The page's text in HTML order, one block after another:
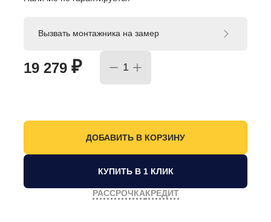
19 279 ₽
Вызвать монтажника на замер
КУПИТЬ В 1 КЛИК
РАССРОЧКАКРЕДИТ